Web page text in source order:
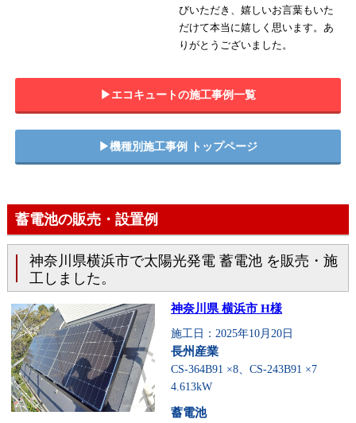
びいただき、嬉しいお言葉もいた
だけて本当に嬉しく思います。あ
りがとうございました。
▶︎エコキュートの施工事例一覧
▶︎機種別施工事例 トップページ
蓄電池の販売・設置例
神奈川県横浜市で太陽光発電 蓄電池 を販売・施
工しました。
神奈川県 横浜市 H様
施工日：2025年10月20日
長州産業
CS-364B91 ×8、CS-243B91 ×7
4.613kW
蓄電池